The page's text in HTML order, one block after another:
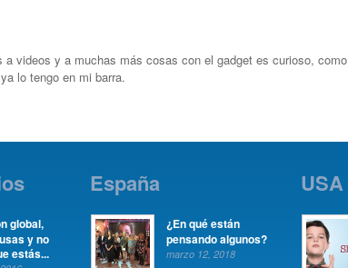
a videos y a muchas más cosas con el gadget es curioso, como
lo tengo en mi barra.
global,
y no
estás...
España
¿En qué están
pensando algunos?
marzo 12, 2018
USA